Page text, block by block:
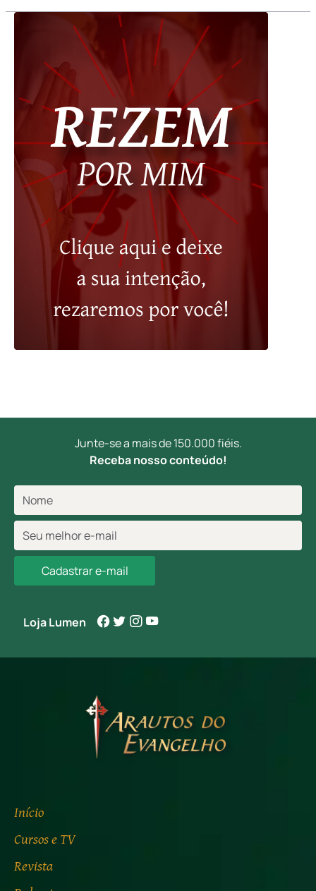
Junte-se a mais de 150.000 fiéis.
Receba nosso conteúdo!
Cadastrar e-mail
Loja Lumen
Início
Cursos e TV
Revista